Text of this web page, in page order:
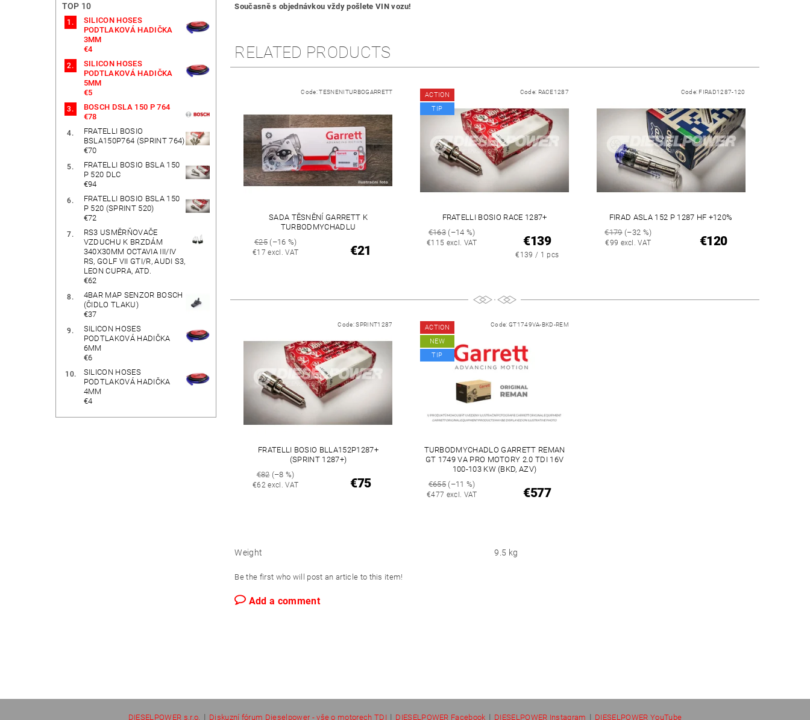
TOP 10
SILICON HOSES
PODTLAKOVÁ HADIČKA
3MM
€4
SILICON HOSES
PODTLAKOVÁ HADIČKA
5MM
€5
BOSCH DSLA 150 P 764
€78
FRATELLI BOSIO
BSLA150P764 (SPRINT 764)
€70
FRATELLI BOSIO BSLA 150
P 520 DLC
€94
FRATELLI BOSIO BSLA 150
P 520 (SPRINT 520)
€72
RS3 USMĚRŇOVAČE
VZDUCHU K BRZDÁM
340X30MM OCTAVIA III/IV
RS, GOLF VII GTI/R, AUDI S3,
LEON CUPRA, ATD.
€62
4BAR MAP SENZOR BOSCH
(ČIDLO TLAKU)
€37
SILICON HOSES
PODTLAKOVÁ HADIČKA
6MM
€6
SILICON HOSES
PODTLAKOVÁ HADIČKA
4MM
€4
Současně s objednávkou vždy pošlete VIN vozu!
RELATED PRODUCTS
Code:TESNENITURBOGARRETT
SADA TĚSNĚNÍ GARRETT K
TURBODMYCHADLU
€25(–16 %)
€17 excl. VAT €21
ACTION
TIP
Code: RACE1287
FRATELLI BOSIO RACE 1287+
€163 (–14 %)
€115 excl. VAT €139
€139 / 1 pcs
Code: FIRAD1287-120
FIRAD ASLA 152 P 1287 HF +120%
€179(–32 %)
€99 excl. VAT €120
Code:SPRINT1287
FRATELLI BOSIO BLLA152P1287+
(SPRINT 1287+)
€82(–8 %)
€62 excl. VAT €75
ACTION
NEW
TIP
Code: GT1749VA-BKD-REM
TURBODMYCHADLO GARRETT REMAN
GT 1749 VA PRO MOTORY 2.0 TDI 16V
100-103 KW (BKD, AZV)
€655 (–11 %)
€477 excl. VAT €577
Weight 9.5 kg
Be the first who will post an article to this item!
Add a comment
DIESELPOWER s.r.o. Diskuzní fórum Dieselpower - vše o motorech TDI DIESELPOWER Facebook DIESELPOWER Instagram DIESELPOWER YouTube